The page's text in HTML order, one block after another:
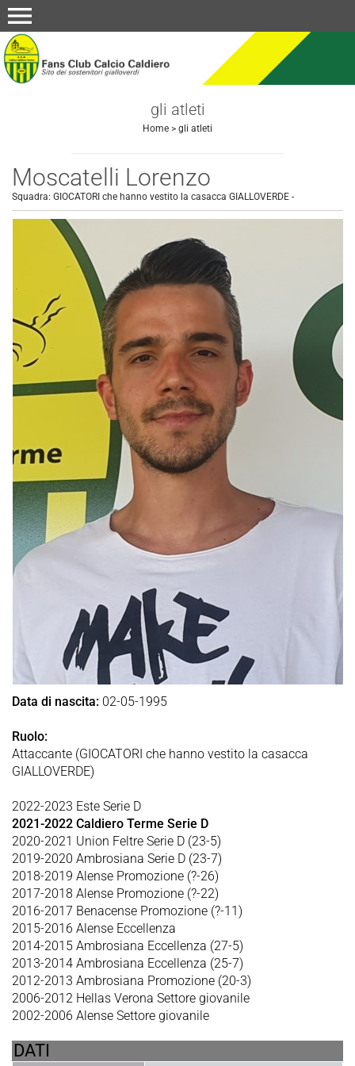
menu
gli atleti
Home > gli atleti
Moscatelli Lorenzo
Squadra: GIOCATORI che hanno vestito la casacca GIALLOVERDE -
Data di nascita: 02-05-1995
Ruolo:
Attaccante (GIOCATORI che hanno vestito la casacca
GIALLOVERDE)
2022-2023 Este Serie D
2021-2022 Caldiero Terme Serie D
2020-2021 Union Feltre Serie D (23-5)
2019-2020 Ambrosiana Serie D (23-7)
2018-2019 Alense Promozione (?-26)
2017-2018 Alense Promozione (?-22)
2016-2017 Benacense Promozione (?-11)
2015-2016 Alense Eccellenza
2014-2015 Ambrosiana Eccellenza (27-5)
2013-2014 Ambrosiana Eccellenza (25-7)
2012-2013 Ambrosiana Promozione (20-3)
2006-2012 Hellas Verona Settore giovanile
2002-2006 Alense Settore giovanile
DATI